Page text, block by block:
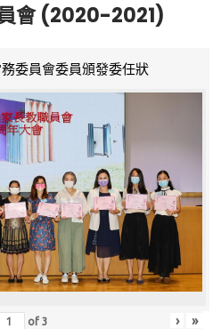
會 (2020-2021)
委員會委員頒發委任狀
of3 › »